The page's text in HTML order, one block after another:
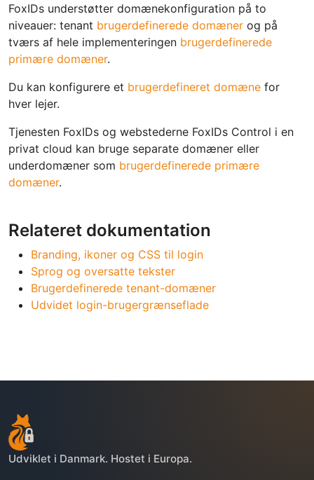
FoxIDs understøtter domænekonfiguration på to
niveauer: tenant brugerdefinerede domæner og på
tværs af hele implementeringen brugerdefinerede
primære domæner.
Du kan konfigurere et brugerdefineret domæne for
hver lejer.
Tjenesten FoxIDs og webstederne FoxIDs Control i en
privat cloud kan bruge separate domæner eller
underdomæner som brugerdefinerede primære
domæner.
Relateret dokumentation
Branding, ikoner og CSS til login
Sprog og oversatte tekster
Brugerdefinerede tenant-domæner
Udvidet login-brugergrænseflade
Udviklet i Danmark. Hostet i Europa.